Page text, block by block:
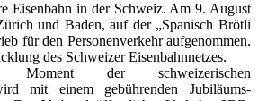
Eisenbahn in der Schweiz. Am 9. August
und Baden, auf der „Spanisch Brötli
für den Personenverkehr aufgenommen.
des Schweizer Eisenbahnnetzes.
Moment der schweizerischen
mit einem gebührenden Jubiläums-